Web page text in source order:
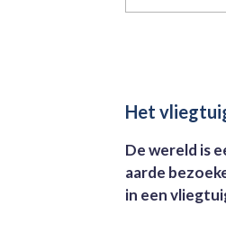
Het
De wereld is
aarde
in een